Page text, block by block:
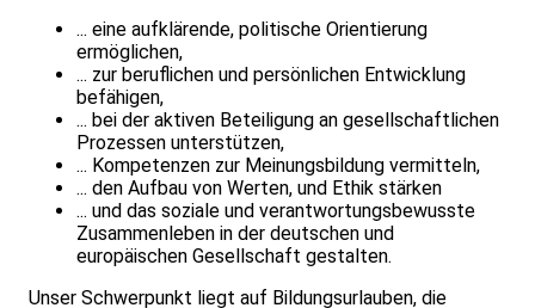
... eine aufklärende, politische Orientierung
ermöglichen,
... zur beruflichen und persönlichen Entwicklung
befähigen,
... bei der aktiven Beteiligung an gesellschaftlichen
Prozessen unterstützen,
... Kompetenzen zur Meinungsbildung vermitteln,
... den Aufbau von Werten, und Ethik stärken
... und das soziale und verantwortungsbewusste
Zusammenleben in der deutschen und
europäischen Gesellschaft gestalten.
Unser Schwerpunkt liegt auf Bildungsurlauben, die